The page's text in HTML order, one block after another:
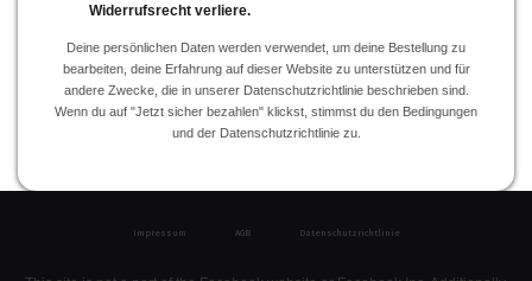
Widerrufsrecht verliere.
Deine persönlichen Daten werden verwendet, um deine Bestellung zu
bearbeiten, deine Erfahrung auf dieser Website zu unterstützen und für
andere Zwecke, die in unserer Datenschutzrichtliniebeschrieben sind.
Wenn du auf "Jetzt sicher bezahlen" klickst, stimmst du den Bedingungen
und der Datenschutzrichtliniezu.
Impressum AGB Datenschutzrichtlinie